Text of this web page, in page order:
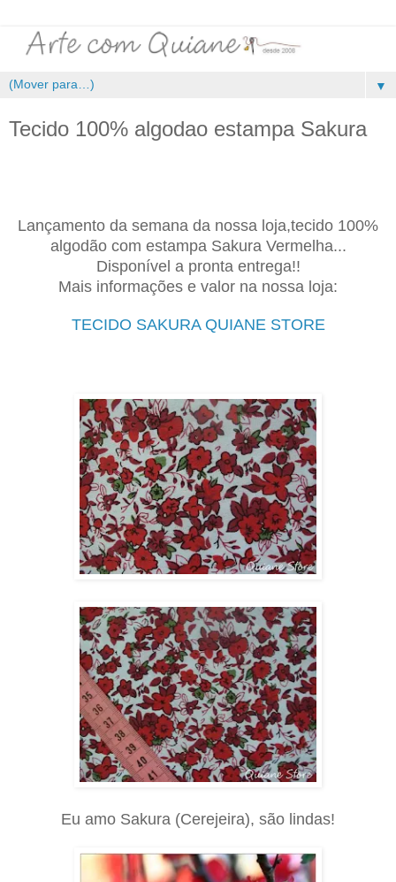
▼
Tecido 100% algodao estampa Sakura
Lançamento da semana da nossa loja,tecido 100%
algodão com estampa Sakura Vermelha...
Disponível a pronta entrega!!
Mais informações e valor na nossa loja:
TECIDO SAKURA QUIANE STORE
Eu amo Sakura (Cerejeira), são lindas!